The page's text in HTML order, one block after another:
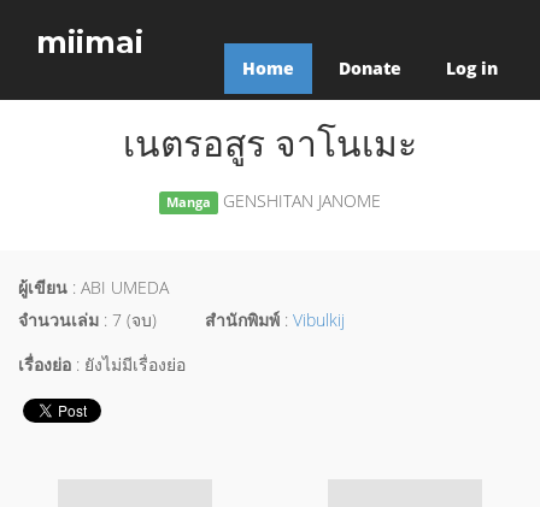
miimai
Home Donate Log in
เนตรอสูร จาโนเมะ
Manga GENSHITAN JANOME
ผู้เขียน : ABI UMEDA
จำนวนเล่ม : 7 (จบ) สำนักพิมพ์ : Vibulkij
เรื่องย่อ : ยังไม่มีเรื่องย่อ